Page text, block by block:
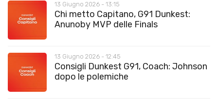
13 Giugno 2026 - 13:15
Chi metto Capitano, G91 Dunkest:
Anunoby MVP delle Finals
13 Giugno 2026 - 12:45
Consigli Dunkest G91, Coach: Johnson
dopo le polemiche